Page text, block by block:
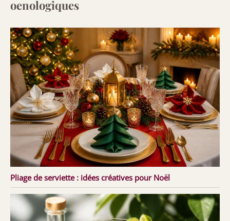
oenologiques
Pliage de serviette : idées créatives pour Noël